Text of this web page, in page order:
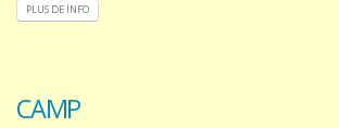
PLUS DE INFO
CAMP